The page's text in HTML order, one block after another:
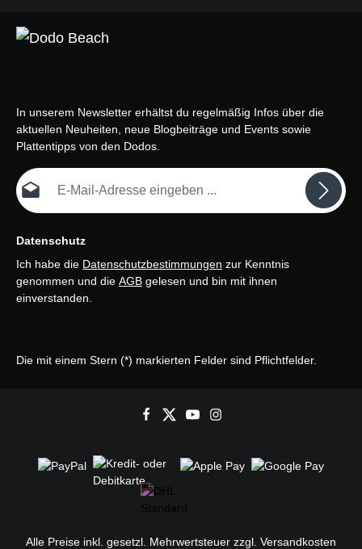
In unserem Newsletter erhältst du regelmäßig Infos über die
aktuellen Neuheiten, neue Blogbeiträge und Events sowie
Plattentipps von den Dodos.
E-Mail-Adresse*
Datenschutz
Ich habe die Datenschutzbestimmungen zur Kenntnis
genommen und die AGB gelesen und bin mit ihnen
einverstanden.
Die mit einem Stern (*) markierten Felder sind Pflichtfelder.
Alle Preise inkl. gesetzl. Mehrwertsteuer zzgl. Versandkosten